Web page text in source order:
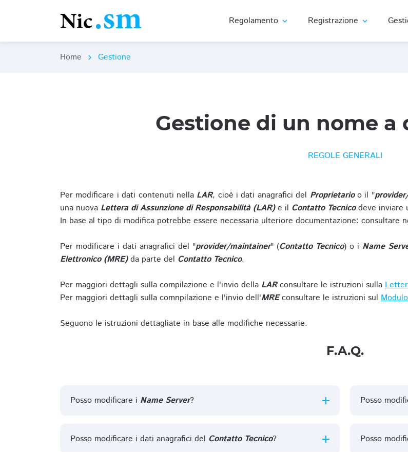
Regolamento expand_more Registrazione expand_more
Home chevron_right Gestione
Gestione di un nome a
REGOLE GENERALI
Per modificare i dati contenuti nella LAR, cioè i dati anagrafici del Proprietarioo il "
una nuova Lettera di Assunzione di Responsabilità (LAR)e il Contatto Tecnicodeve inviare
In base al tipo di modifica potrebbe essere necessaria ulteriore documentazione: consultare
Per modificare i dati anagrafici del "provider/maintainer" (Contatto Tecnico) o i Name
Elettronico (MRE)da parte del Contatto Tecnico.
Per maggiori dettagli sulla compilazione e l'invio della LARconsultare le istruzioni sulla
Per maggiori dettagli sulla comnpilazione e l'invio dell'MREconsultare le istruzioni sul
Seguono le istruzioni dettagliate in base alle modifiche necessarie.
F.A.Q.
Posso modificare i Name Server?
Posso modificare i dati anagrafici del Contatto Tecnico?
Posso
Posso